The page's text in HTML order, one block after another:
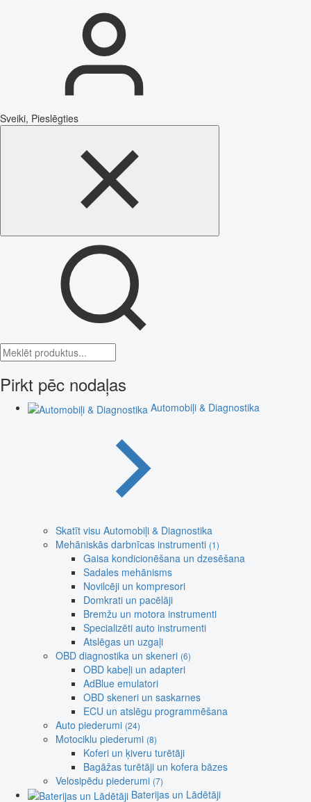
Sveiki, Pieslēgties
Pirkt pēc nodaļas
Automobiļi & Diagnostika
Skatīt visu Automobiļi & Diagnostika
Mehāniskās darbnīcas instrumenti (1)
Gaisa kondicionēšana un dzesēšana
Sadales mehānisms
Novilcēji un kompresori
Domkrati un pacēlāji
Bremžu un motora instrumenti
Specializēti auto instrumenti
Atslēgas un uzgaļi
OBD diagnostika un skeneri (6)
OBD kabeļi un adapteri
AdBlue emulatori
OBD skeneri un saskarnes
ECU un atslēgu programmēšana
Auto piederumi (24)
Motociklu piederumi (8)
Koferi un ķiveru turētāji
Bagāžas turētāji un kofera bāzes
Velosipēdu piederumi (7)
Baterijas un Lādētāji